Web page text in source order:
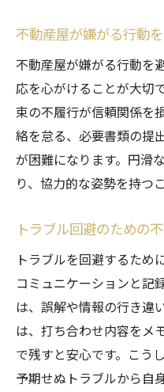
不動産屋が嫌がる行動
不動産屋が嫌がる行動を
応を心がけることが大切
束の不履行が信頼関係を
絡を怠る、必要書類の提
が困難になります。円滑
り、協力的な姿勢を持つ
トラブル回避のための
トラブルを回避するため
コミュニケーションと記
は、誤解や情報の行き違
は、打ち合わせ内容をメ
で残すと安心です。こう
予期せぬトラブルから自